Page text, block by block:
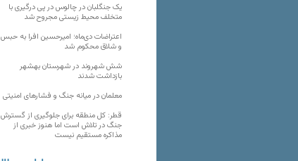
یک جنگلبان در چالوس در پی درگیری با
متخلف محیط زیستی مجروح شد
اعتراضات دی‌ماه؛ امیرحسین افرا به حبس
و شلاق محکوم شد
شش شهروند در شهرستان بهشهر
بازداشت شدند
معلمان در میانه جنگ و فشارهای امنیتی
قطر: کل منطقه برای جلوگیری از گسترش
جنگ در تلاش است اما هنوز خبری از
مذاکره مستقیم نیست